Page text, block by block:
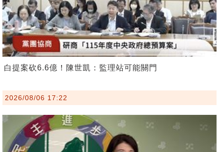
白提案砍6.6億！陳世凱：監理站可能關門
2026/08/06 17:22